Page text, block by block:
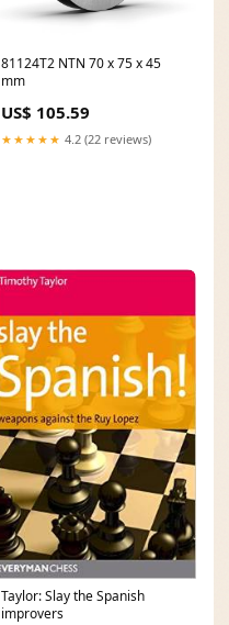
81124T2 NTN 70 x 75 x 45
mm
US$ 105.59
★★★★★ 4.2 (22 reviews)
Taylor: Slay the Spanish
improvers